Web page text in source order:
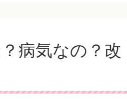
病気なの？改